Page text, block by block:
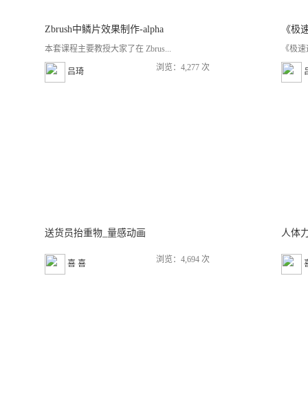
Zbrush中鳞片效果制作-alpha
本套课程主要教授大家了在 Zbrus...
吕琦 浏览：4,277 次
《极
送货员抬重物_量感动画
喜 喜 浏览：4,694 次
人体